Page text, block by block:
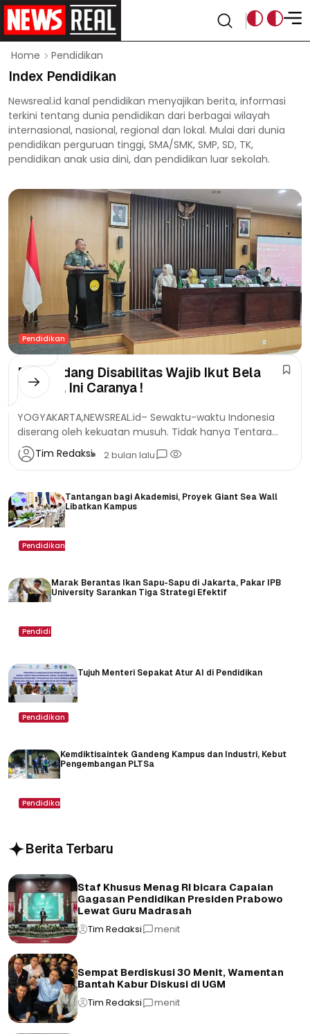
Home Pendidikan
Index Pendidikan
Newsreal.id kanal pendidikan menyajikan berita, informasi
terkini tentang dunia pendidikan dari berbagai wilayah
internasional, nasional, regional dan lokal. Mulai dari dunia
pendidikan perguruan tinggi, SMA/SMK, SMP, SD, TK,
pendidikan anak usia dini, dan pendidikan luar sekolah.
Pendidikan
Penyandang Disabilitas Wajib Ikut Bela
Negara, Ini Caranya !
YOGYAKARTA,NEWSREAL.id– Sewaktu-waktu Indonesia
diserang oleh kekuatan musuh. Tidak hanya Tentara
Indonesia saja yang berada digaris depan mengawal Ibu
Pertiwi. Masyarakat luas sebagai kekuatan besar harus...
Tim Redaksi 2 bulan lalu
Pendidikan
Tantangan bagi Akademisi, Proyek Giant Sea Wall
Libatkan Kampus
Pendidikan
Marak Berantas Ikan Sapu-Sapu di Jakarta, Pakar IPB
University Sarankan Tiga Strategi Efektif
Pendidikan
Tujuh Menteri Sepakat Atur AI di Pendidikan
Pendidikan
Kemdiktisaintek Gandeng Kampus dan Industri, Kebut
Pengembangan PLTSa
Berita Terbaru
Staf Khusus Menag RI bicara Capaian
Gagasan Pendidikan Presiden Prabowo
Lewat Guru Madrasah
Tim Redaksi menit
Sempat Berdiskusi 30 Menit, Wamentan
Bantah Kabur Diskusi di UGM
Tim Redaksi menit